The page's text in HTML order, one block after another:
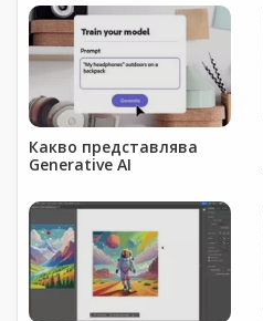
Какво представлява
Generative AI